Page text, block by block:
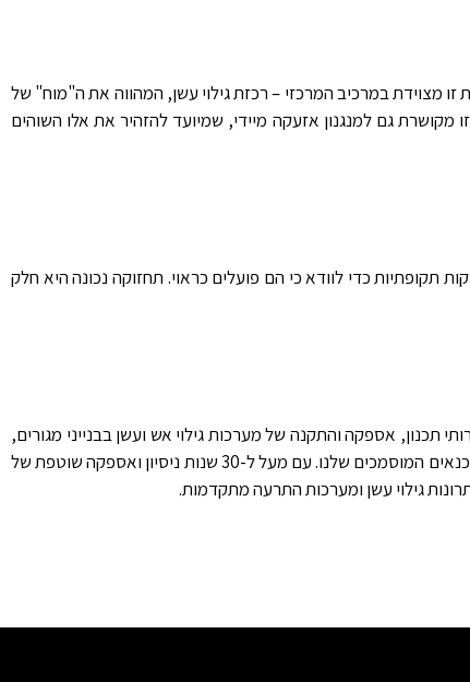
זו מצוידת במרכיב המרכזי – רכזת גילוי עשן, המהווה את ה"מוח" של
גם למנגנון אזעקה מיידי, שמיועד להזהיר את אלו השוהים
תקופתיות כדי לוודא כי הם פועלים כראוי. תחזוקה נכונה היא חלק
תכנון, אספקה והתקנה של מערכות גילוי אש ועשן בבנייני מגורים,
תוך הקפדה על התקנים המחמירים ושירות מקצועי המותאם לצרכים שלכם. בנוסף אנו אף מספקים שירותי תחזוקה למערכות גילוי אש, שניתנים ע"י הטכנאים המוסמכים שלנו. עם מעל ל-30 שנות ניסיון ואספקה שוטפת של
גילוי עשן ומערכות התרעה מתקדמות.